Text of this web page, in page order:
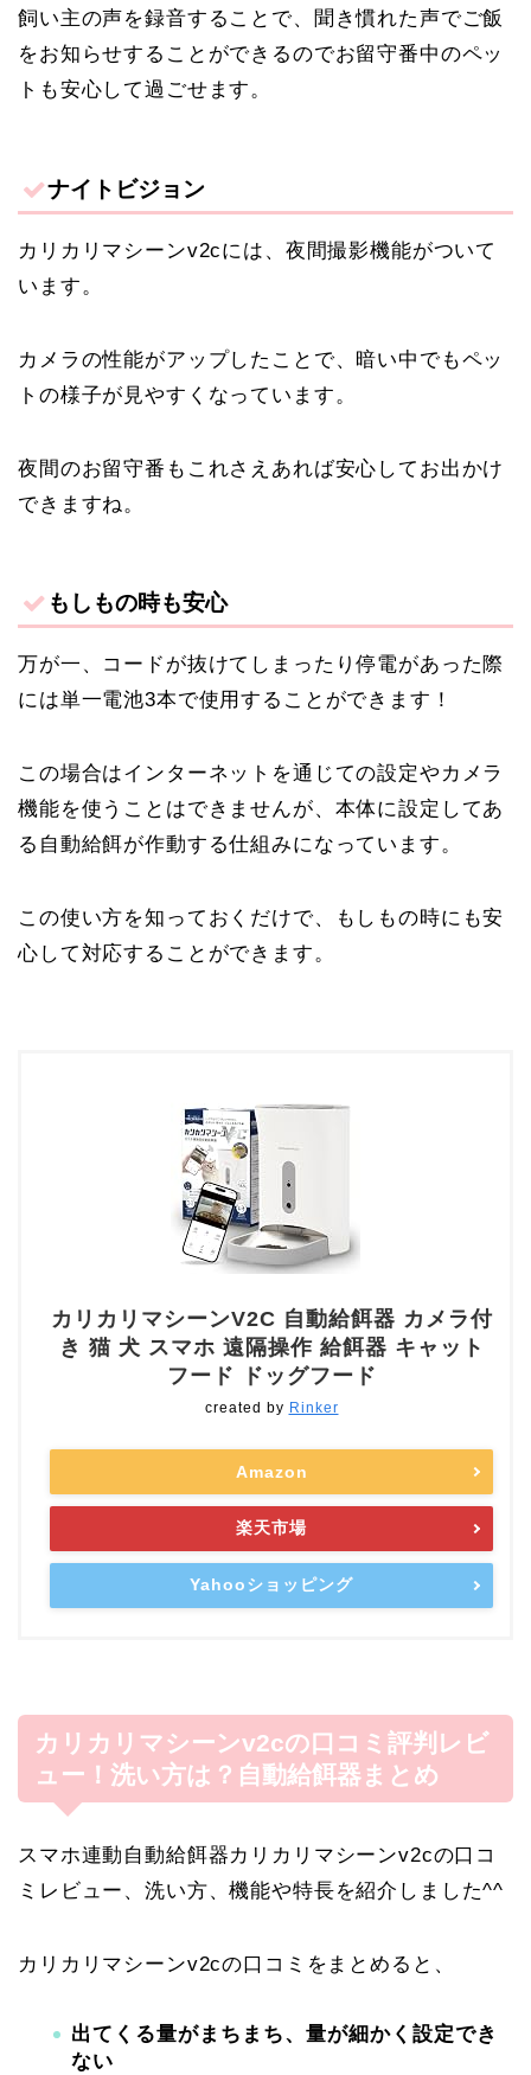
飼い主の声を録音することで、聞き慣れた声でご飯
をお知らせすることができるのでお留守番中のペッ
トも安心して過ごせます。
ナイトビジョン
カリカリマシーンv2cには、夜間撮影機能がついて
います。
カメラの性能がアップしたことで、暗い中でもペッ
トの様子が見やすくなっています。
夜間のお留守番もこれさえあれば安心してお出かけ
できますね。
もしもの時も安心
万が一、コードが抜けてしまったり停電があった際
には単一電池3本で使用することができます！
この場合はインターネットを通じての設定やカメラ
機能を使うことはできませんが、本体に設定してあ
る自動給餌が作動する仕組みになっています。
この使い方を知っておくだけで、もしもの時にも安
心して対応することができます。
カリカリマシーンV2C 自動給餌器 カメラ付
き 猫 犬 スマホ 遠隔操作 給餌器 キャット
フード ドッグフード
created by Rinker
Amazon
楽天市場
Yahooショッピング
カリカリマシーンv2cの口コミ評判レビ
ュー！洗い方は？自動給餌器まとめ
スマホ連動自動給餌器カリカリマシーンv2cの口コ
ミレビュー、洗い方、機能や特長を紹介しました^^
カリカリマシーンv2cの口コミをまとめると、
出てくる量がまちまち、量が細かく設定でき
ない